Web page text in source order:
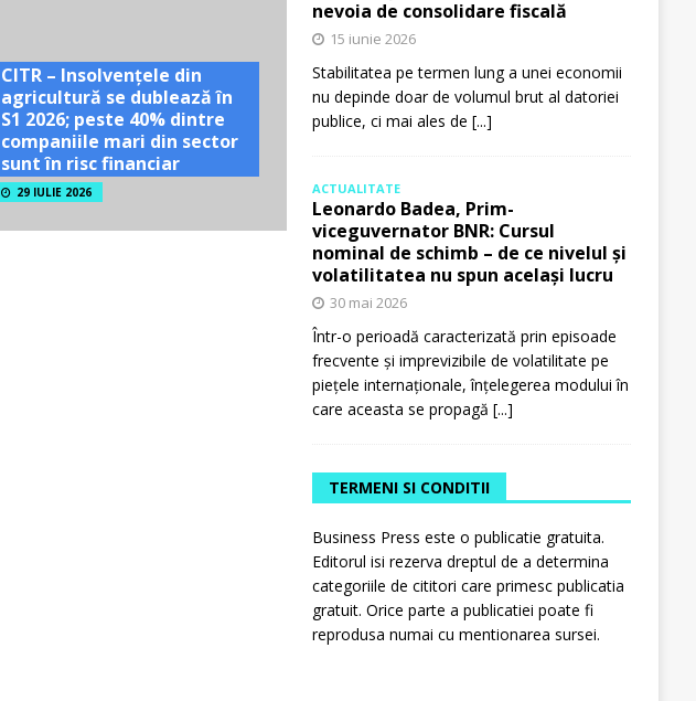
CITR – Insolvențele din
agricultură se dublează în
S1 2026; peste 40% dintre
companiile mari din sector
sunt în risc financiar
29 IULIE 2026
nevoia de consolidare fiscală
15 iunie 2026
Stabilitatea pe termen lung a unei economii
nu depinde doar de volumul brut al datoriei
publice, ci mai ales de [...]
ACTUALITATE
Leonardo Badea, Prim-
viceguvernator BNR: Cursul
nominal de schimb – de ce nivelul și
volatilitatea nu spun același lucru
30 mai 2026
Într-o perioadă caracterizată prin episoade
frecvente și imprevizibile de volatilitate pe
piețele internaționale, înțelegerea modului în
care aceasta se propagă [...]
TERMENI SI CONDITII
Business Press este o publicatie gratuita.
Editorul isi rezerva dreptul de a determina
categoriile de cititori care primesc publicatia
gratuit. Orice parte a publicatiei poate fi
reprodusa numai cu mentionarea sursei.